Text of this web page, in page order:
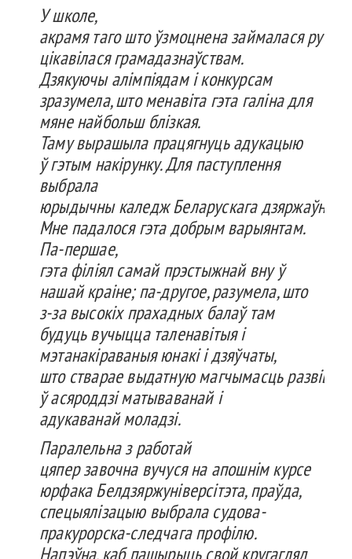
У школе,
акрамя тагошто ўзмоцненазаймалася
цікавіласяграмадазнаўствам.
Дзякуючы алімпіядамі конкурсам
зразумела,штоменавіта гэта галінадля
мяненайбольш блізкая.
Тамувырашыла працягнуцьадукацыю
ўгэтым накірунку. Дляпаступлення
выбрала
юрыдычны каледжБеларускагадзяржаўнага
Мнепадалося гэтадобрымварыянтам.
Па-першае,
гэтафіліял самай прэстыжнай внуў
нашайкраіне; па-другое, разумела,што
з-завысокіх прахадных балаўтам
будуцьвучыцца таленавітыяі
мэтанакіраваныяюнакіідзяўчаты,
што ствараевыдатнуюмагчымасць
ўасяроддзіматываванайі
адукаванаймоладзі.
Паралельназ работай
цяперзавочна вучусянаапошнімкурсе
юрфакаБелдзяржуніверсітэта,праўда,
спецыялізацыювыбраласудова-
пракурорска-следчагапрофілю.
Напэўна,каб пашырыцьсвойкругагляд